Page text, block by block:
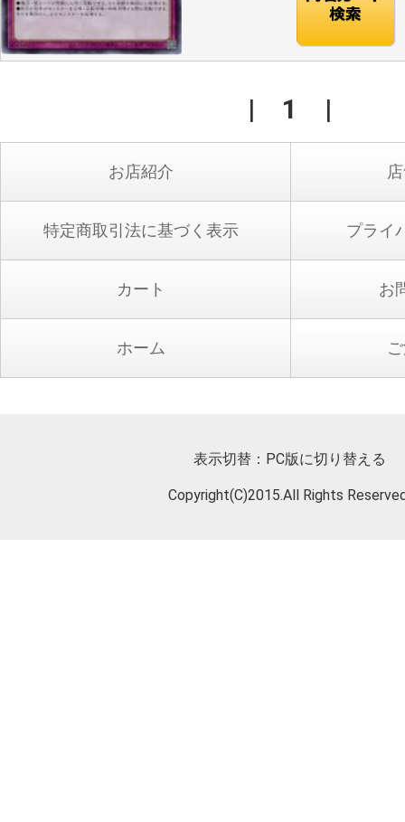
| 1 |
お店紹介
特定商取引法に基づく表示 プライ
カート お
ホーム
表示切替： PC版に切り替える
Copyright(C)2015.All Rights